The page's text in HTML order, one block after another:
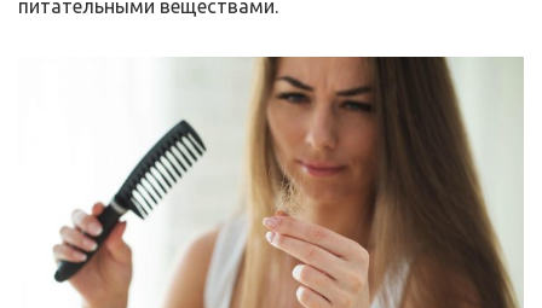
питательными веществами.